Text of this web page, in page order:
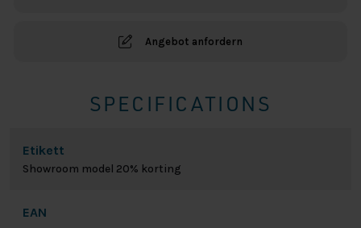
Angebot anfordern
SPECIFICATIONS
Etikett
Showroom model 20% korting
EAN